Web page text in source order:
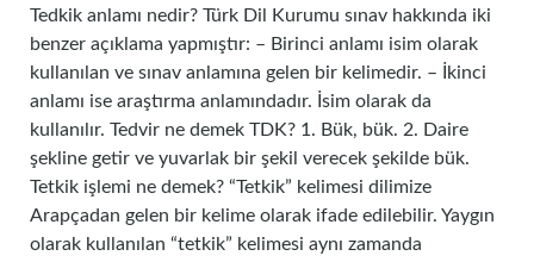
Tedkik anlamı nedir? Türk Dil Kurumu sınav hakkında iki
benzer açıklama yapmıştır: – Birinci anlamı isim olarak
kullanılan ve sınav anlamına gelen bir kelimedir. – İkinci
anlamı ise araştırma anlamındadır. İsim olarak da
kullanılır. Tedvir ne demek TDK? 1. Bük, bük. 2. Daire
şekline getir ve yuvarlak bir şekil verecek şekilde bük.
Tetkik işlemi ne demek? “Tetkik” kelimesi dilimize
Arapçadan gelen bir kelime olarak ifade edilebilir. Yaygın
olarak kullanılan “tetkik” kelimesi aynı zamanda